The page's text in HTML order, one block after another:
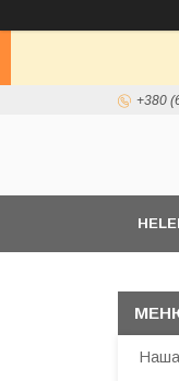
+380
Наша